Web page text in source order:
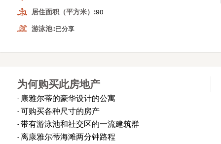
居住面积（平方米）:90
游泳池 :已分享
为何购买此房地产
- 康雅尔蒂的豪华设计的公寓
- 可购买各种尺寸的房产
- 带有游泳池和社交区的一流建筑群
- 离康雅尔蒂海滩两分钟路程